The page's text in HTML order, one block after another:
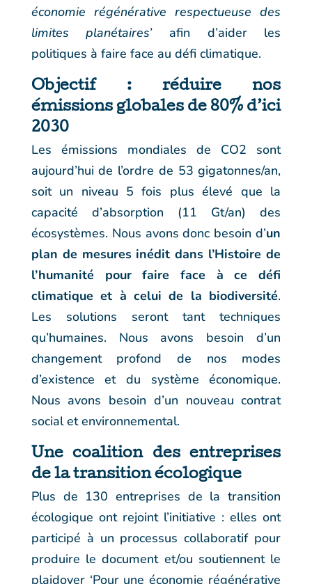
économie régénérative respectueuse des
limites planétaires’afin d’aider les
politiques à faire face au défi climatique.
Objectif : réduire nos
émissions globales de 80% d’ici
2030
Les émissions mondiales de CO2 sont
aujourd’hui de l’ordre de 53 gigatonnes/an,
soit un niveau 5 fois plus élevé que la
capacité d’absorption (11 Gt/an) des
écosystèmes. Nous avons donc besoin d’un
plan de mesures inédit dans l’Histoire de
l’humanité pour faire face à ce défi
climatique et à celui de la biodiversité.
Les solutions seront tant techniques
qu’humaines. Nous avons besoin d’un
changement profond de nos modes
d’existence et du système économique.
Nous avons besoin d’un nouveau contrat
social et environnemental.
Une coalition des entreprises
de la transition écologique
Plus de 130 entreprises de la transition
écologique ont rejoint l’initiative : elles ont
participé à un processus collaboratif pour
produire le document et/ou soutiennent le
plaidoyer ‘Pour une économie régénérative